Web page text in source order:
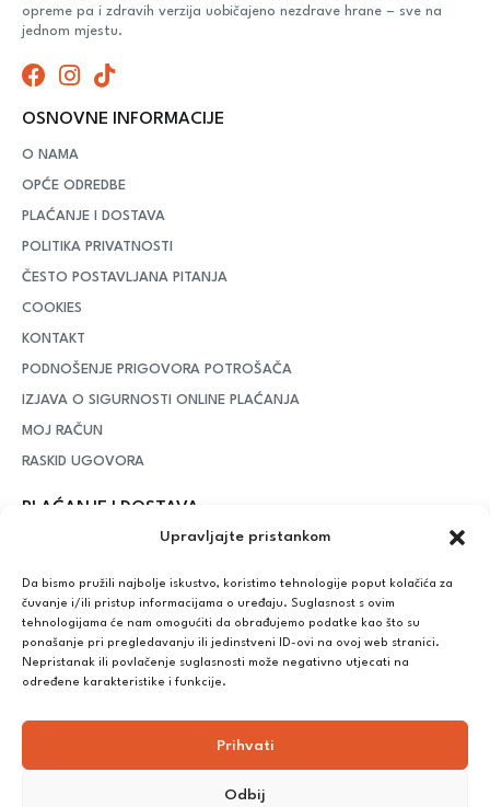
Upravljajte pristankom
Da bismo pružili najbolje iskustvo, koristimo tehnologije poput kolačića za
čuvanje i/ili pristup informacijama o uređaju. Suglasnost s ovim
tehnologijama će nam omogućiti da obrađujemo podatke kao što su
ponašanje pri pregledavanju ili jedinstveni ID-ovi na ovoj web stranici.
Nepristanak ili povlačenje suglasnosti može negativno utjecati na
određene karakteristike i funkcije.
Prihvati
Odbij
opreme pa i zdravih verzija uobičajeno nezdrave hrane – sve na
jednom mjestu.
OSNOVNE INFORMACIJE
O NAMA
OPĆE ODREDBE
PLAĆANJE I DOSTAVA
POLITIKA PRIVATNOSTI
ČESTO POSTAVLJANA PITANJA
COOKIES
KONTAKT
PODNOŠENJE PRIGOVORA POTROŠAČA
IZJAVA O SIGURNOSTI ONLINE PLAĆANJA
MOJ RAČUN
RASKID UGOVORA
PLAĆANJE I DOSTAVA
– iznad potrošenih 55 eura dostava je
Plaćanje:
Bankovna transakcija, plaćanje prilikom preuzimanja, CorvusPay